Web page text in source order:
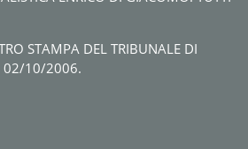
STAMPA DEL TRIBUNALE DI
02/10/2006.